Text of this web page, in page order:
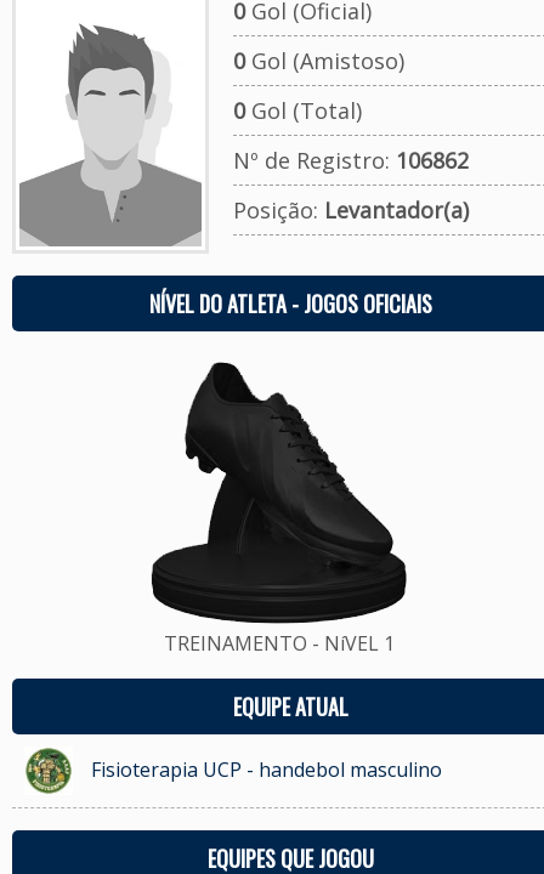
0Gol (Oficial)
0Gol (Amistoso)
0Gol (Total)
Nº de Registro: 106862
Posição: Levantador(a)
NÍVEL DO ATLETA - JOGOS OFICIAIS
TREINAMENTO - NíVEL 1
EQUIPE ATUAL
Fisioterapia UCP - handebol masculino
EQUIPES QUE JOGOU